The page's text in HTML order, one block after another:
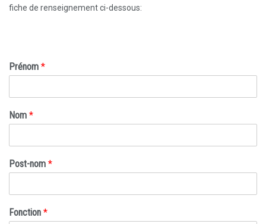
fiche de renseignement ci-dessous:
Prénom *
Nom *
Post-nom *
Fonction *